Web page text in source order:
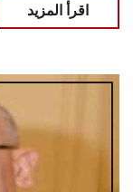
اقرأ المزيد